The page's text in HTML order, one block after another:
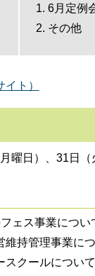
6月定例
その他
ト）
日）、31日（
ェス事業につい
持管理事業に
クールについて